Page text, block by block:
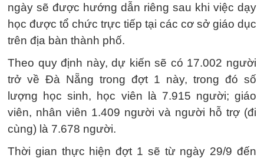
ngày sẽ được hướng dẫn riêng sau khi việc dạy
học được tổ chức trực tiếp tại các cơ sở giáo dục
trên địa bàn thành phố.
Theo quy định này, dự kiến sẽ có 17.002 người
trở về Đà Nẵng trong đợt 1 này, trong đó số
lượng học sinh, học viên là 7.915 người; giáo
viên, nhân viên 1.409 người và người hỗ trợ (đi
cùng) là 7.678 người.
Thời gian thực hiện đợt 1 sẽ từ ngày 29/9 đến